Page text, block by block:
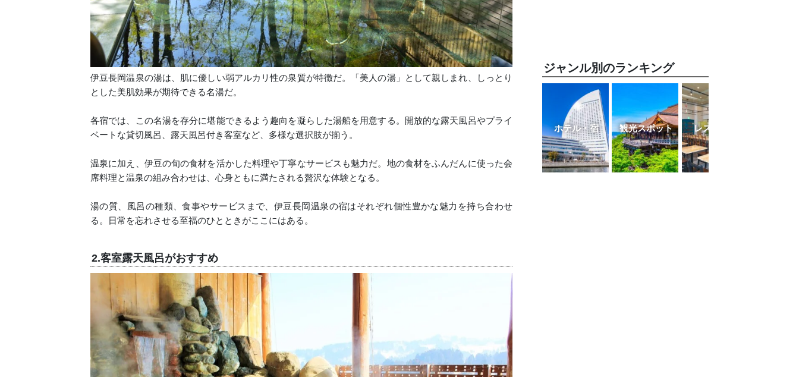
伊豆長岡温泉の湯は、肌に優しい弱アルカリ性の泉質が特徴だ。「美人の湯」として親しまれ、しっとり
とした美肌効果が期待できる名湯だ。
各宿では、この名湯を存分に堪能できるよう趣向を凝らした湯船を用意する。開放的な露天風呂やプライ
ベートな貸切風呂、露天風呂付き客室など、多様な選択肢が揃う。
温泉に加え、伊豆の旬の食材を活かした料理や丁寧なサービスも魅力だ。地の食材をふんだんに使った会
席料理と温泉の組み合わせは、心身ともに満たされる贅沢な体験となる。
湯の質、風呂の種類、食事やサービスまで、伊豆長岡温泉の宿はそれぞれ個性豊かな魅力を持ち合わせ
る。日常を忘れさせる至福のひとときがここにはある。
2.客室露天風呂がおすすめ
ジャンル別のランキング
ホテル・宿 観光スポット レストラン